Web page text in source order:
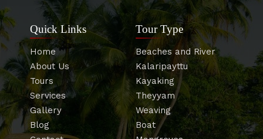
Quick Links
Home
About Us
Tours
Services
Gallery
Blog
Tour Type
Beaches and River
Kalaripayttu
Kayaking
Theyyam
Weaving
Boat